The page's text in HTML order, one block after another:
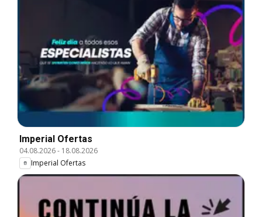
Imperial Ofertas
04.08.2026- 18.08.2026
Imperial Ofertas